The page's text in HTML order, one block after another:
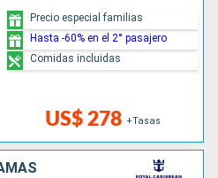
US$ 278 +Tasas
Precio especial familias
Hasta -60% en el 2° pasajero
Comidas incluidas